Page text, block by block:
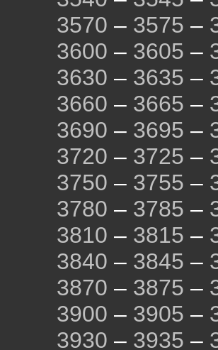
3570 – 3575 –
3600 – 3605 –
3630 – 3635 –
3660 – 3665 –
3690 – 3695 –
3720 – 3725 –
3750 – 3755 –
3780 – 3785 –
3810 – 3815 –
3840 – 3845 –
3870 – 3875 –
3900 – 3905 –
3930 – 3935 –